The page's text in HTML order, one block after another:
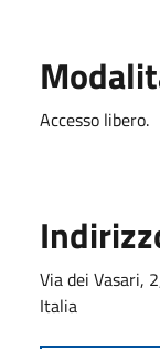
Accesso libero.
Via dei Vasari,
Italia